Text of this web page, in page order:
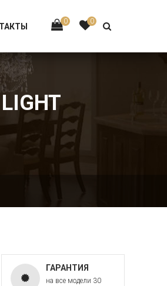
0 0
ГАРАНТИЯ
на все модели 30